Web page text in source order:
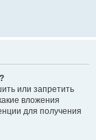
или запретить
вложения
для получения